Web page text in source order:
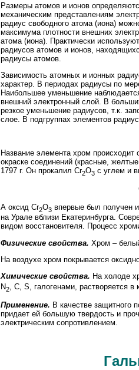
Размеры атомов и ионов
механическим представлениям
радиус свободного атома (иона)
максимума плотности внешних
атома (иона). Практически
радиусов атомов и ионов,
радиусы атомов.
Зависимость атомных и ионных
характер. В периодах радиусы по
Наибольшее уменьшение
внешний электронный слой. В
резкое уменьшение радиусов, т.к.
слое. В подгруппах элементов
Название элемента хром происходит
окраске соединений (красные,
1797 г. Он прокалил Сr2O3 с углем и
А оксид Сr2O3 впервые был получен
на Урале вблизи Екатеринбурга.
видом восстановителя. Процесс
Физические свойства. Хром –
На воздухе хром покрывается
Химические свойства. На холоде
N2, C, S, галогенами, растворяется в
Применение. В качестве защитного
придает ей большую твердость и
электрическим сопротивлением.